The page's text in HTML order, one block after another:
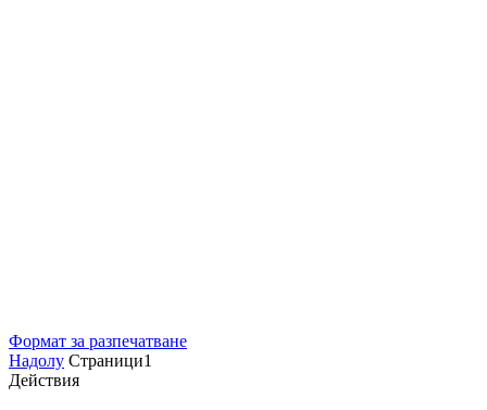
Формат за разпечатване
Надолу Страници1
Действия